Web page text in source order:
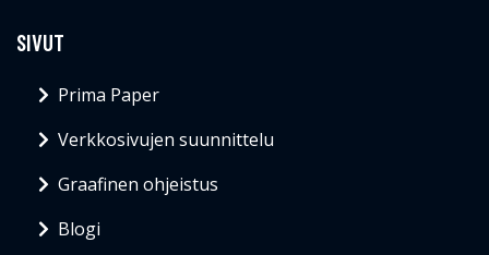
SIVUT
Prima Paper
Verkkosivujen suunnittelu
Graafinen ohjeistus
Blogi